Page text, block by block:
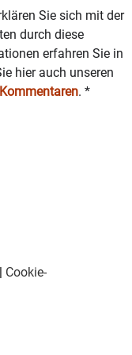
der
auch als
als
Sie sich mit der
durch diese
erfahren Sie in
hier auch unseren
. *
| Cookie-